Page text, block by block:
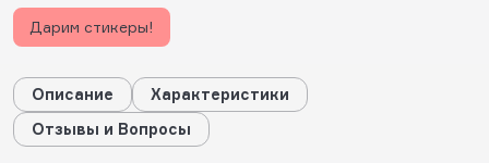
Дарим стикеры!
Описание
Характеристики
Отзывы и Вопросы